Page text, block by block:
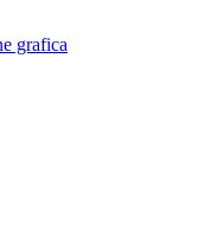
grafica